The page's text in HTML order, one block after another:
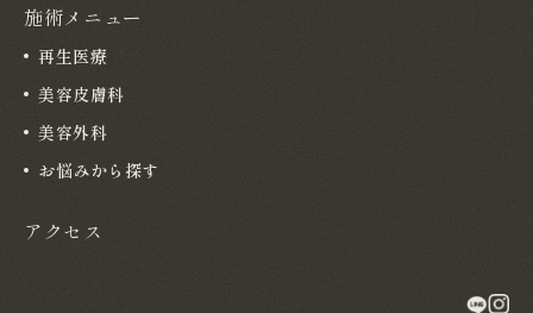
施術メニュー
再生医療
美容皮膚科
美容外科
お悩みから探す
アクセス